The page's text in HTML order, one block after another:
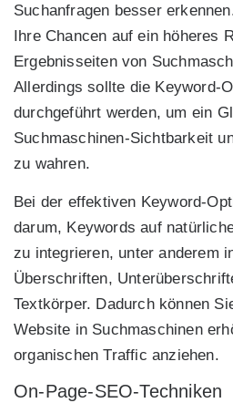
Suchanfragen besser
Ihre Chancen auf ein höheres
Ergebnisseiten von
Allerdings sollte die Keyword-
durchgeführt werden, um ein
Suchmaschinen-Sichtbarkeit
zu wahren.
Bei der effektiven Keyword-
darum, Keywords auf
zu integrieren, unter anderem
Überschriften,
Textkörper. Dadurch können
Website in Suchmaschinen
organischen Traffic anziehen.
On-Page-SEO-Techniken